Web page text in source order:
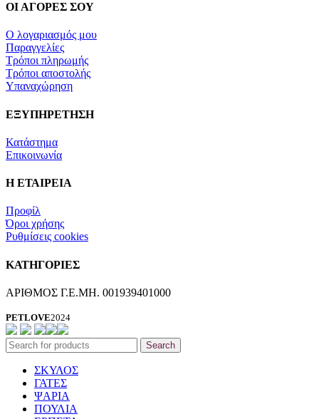
ΟΙ ΑΓΟΡΕΣ ΣΟΥ
Ο λογαριασμός μου
Παραγγελίες
Τρόποι πληρωμής
Τρόποι αποστολής
Υπαναχώρηση
ΕΞΥΠΗΡΕΤΗΣΗ
Κατάστημα
Επικοινωνία
Η ΕΤΑΙΡΕΙΑ
Προφίλ
Όροι χρήσης
Ρυθμίσεις cookies
ΚΑΤΗΓΟΡΙΕΣ
ΑΡΙΘΜΟΣ Γ.Ε.ΜΗ. 001939401000
PETLOVE2024
Search
ΣΚΥΛΟΣ
ΓΑΤΕΣ
ΨΑΡΙΑ
ΠΟΥΛΙΑ